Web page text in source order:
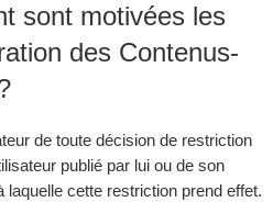
sont motivées les
des Contenus-
de toute décision de restriction
publié par lui ou de son
cette restriction prend effet.